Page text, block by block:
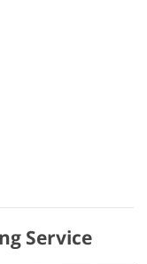
Service